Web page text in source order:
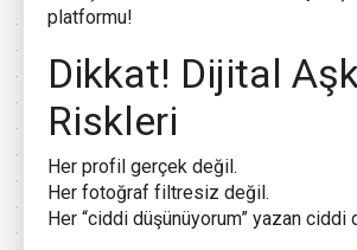
platformu!
Dikkat! Dijital
Riskleri
Her profil gerçek değil.
Her fotoğraf filtresiz değil.
Her “ciddi düşünüyorum” yazan ciddi